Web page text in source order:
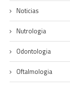
Noticias
Nutrologia
Odontologia
Oftalmologia